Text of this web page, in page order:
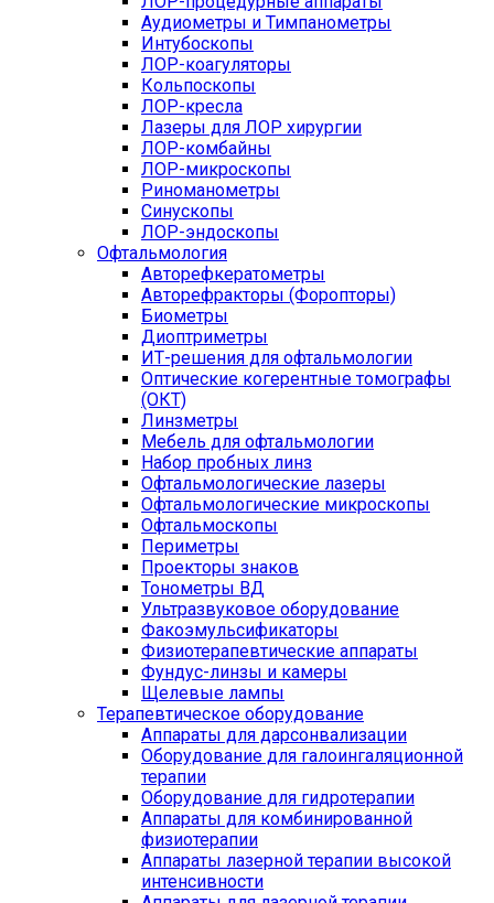
Аудиометры и Тимпанометры
Интубоскопы
ЛОР-коагуляторы
Кольпоскопы
ЛОР-кресла
Лазеры для ЛОР хирургии
ЛОР-комбайны
ЛОР-микроскопы
Риноманометры
Синускопы
ЛОР-эндоскопы
Офтальмология
Авторефкератометры
Авторефракторы (Форопторы)
Биометры
Диоптриметры
ИТ-решения для офтальмологии
Оптические когерентные томографы
(ОКТ)
Линзметры
Мебель для офтальмологии
Набор пробных линз
Офтальмологические лазеры
Офтальмологические микроскопы
Офтальмоскопы
Периметры
Проекторы знаков
Тонометры ВД
Ультразвуковое оборудование
Факоэмульсификаторы
Физиотерапевтические аппараты
Фундус-линзы и камеры
Щелевые лампы
Терапевтическое оборудование
Аппараты для дарсонвализации
Оборудование для галоингаляционной
терапии
Оборудование для гидротерапии
Аппараты для комбинированной
физиотерапии
Аппараты лазерной терапии высокой
интенсивности